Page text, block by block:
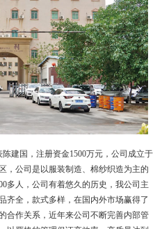
建国，注册资金1500万元，公司成立于
，公司是以服装制造、棉纱织造为主的
多人，公司有着悠久的历史，我公司主
齐全，款式多样，在国内外市场赢得了
合作关系，近年来公司不断完善内部管